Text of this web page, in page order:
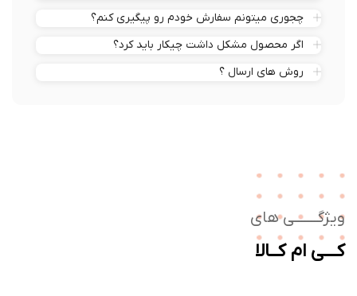
چجوری میتونم سفارش خودم رو پیگیری کنم؟
اگر محصول مشکل داشت چیکار باید کرد؟
روش های ارسال ؟
های
ام کــالا